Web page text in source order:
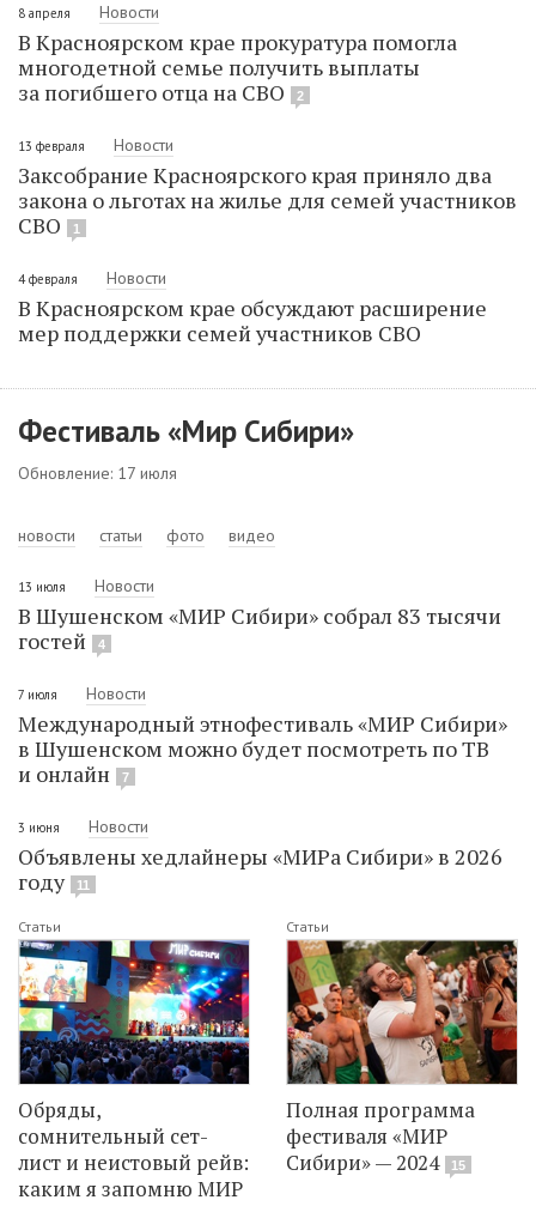
8 апреля Новости
В Красноярском крае прокуратура помогла
многодетной семье получить выплаты
за погибшего отца на СВО
2
13 февраля Новости
Заксобрание Красноярского края приняло два
закона о льготах на жилье для семей участников
СВО
1
4 февраля Новости
В Красноярском крае обсуждают расширение
мер поддержки семей участников СВО
Фестиваль «Мир Сибири»
Обновление: 17 июля
новости статьи фото видео
13 июля Новости
В Шушенском «МИР Сибири» собрал 83 тысячи
гостей
4
7 июля Новости
Международный этнофестиваль «МИР Сибири»
в Шушенском можно будет посмотреть по ТВ
и онлайн
7
3 июня Новости
Объявлены хедлайнеры «МИРа Сибири» в 2026
году
11
Статьи
Обряды,
сомнительный сет-
лист и неистовый рейв:
каким я запомню МИР
Статьи
Полная программа
фестиваля «МИР
Сибири» — 2024
15